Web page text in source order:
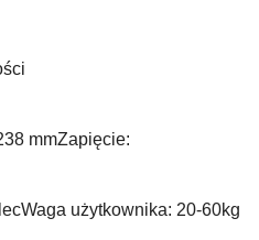
mmZapięcie:
użytkownika: 20-60kg